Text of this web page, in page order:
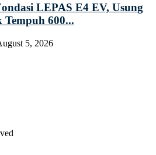
LEPAS E4 EV, Usung
600...
5, 2026